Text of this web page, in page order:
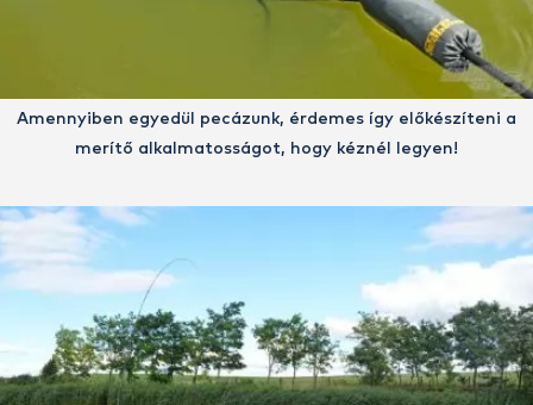
Amennyiben egyedül pecázunk, érdemes így előkészíteni a
merítő alkalmatosságot, hogy kéznél legyen!